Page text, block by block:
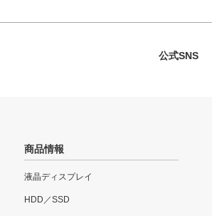
公式SNS
商品情報
液晶ディスプレイ
HDD／SSD